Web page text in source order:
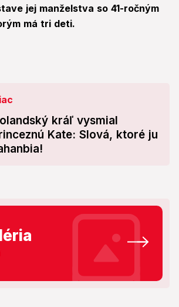
jej manželstva so 41-ročným
má tri deti.
kráľ vysmial
Kate: Slová, ktoré ju